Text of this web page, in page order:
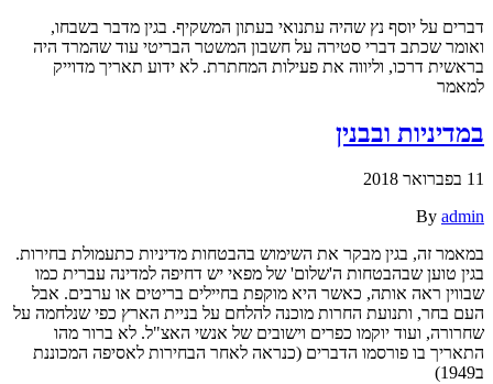
דברים על יוסף נץ שהיה עתנואי בעתון המשקיף. בגין מדבר בשבחו,
ואומר שכתב דברי סטירה על חשבון המשטר הבריטי עוד שהמרד היה
בראשית דרכו, וליווה את פעילות המחתרת. לא ידוע תאריך מדוייק
למאמר
במדיניות ובבנין
11 בפברואר 2018
By admin
במאמר זה, בגין מבקר את השימוש בהבטחות מדיניות כתעמולת בחירות.
בגין טוען שבהבטחות ה'שלום' של מפאי יש דחיפה למדינה עברית כמו
שבווין ראה אותה, כאשר היא מוקפת בחיילים בריטים או ערבים. אבל
העם בחר, ותנועת החרות מוכנה להלחם על בניית הארץ כפי שנלחמה על
שחרורה, ועוד יוקמו כפרים וישובים של אנשי האצ"ל. לא ברור מהו
התאריך בו פורסמו הדברים (כנראה לאחר הבחירות לאסיפה המכוננת
ב1949)